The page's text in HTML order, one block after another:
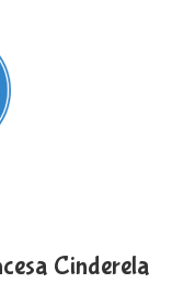
Cinderela